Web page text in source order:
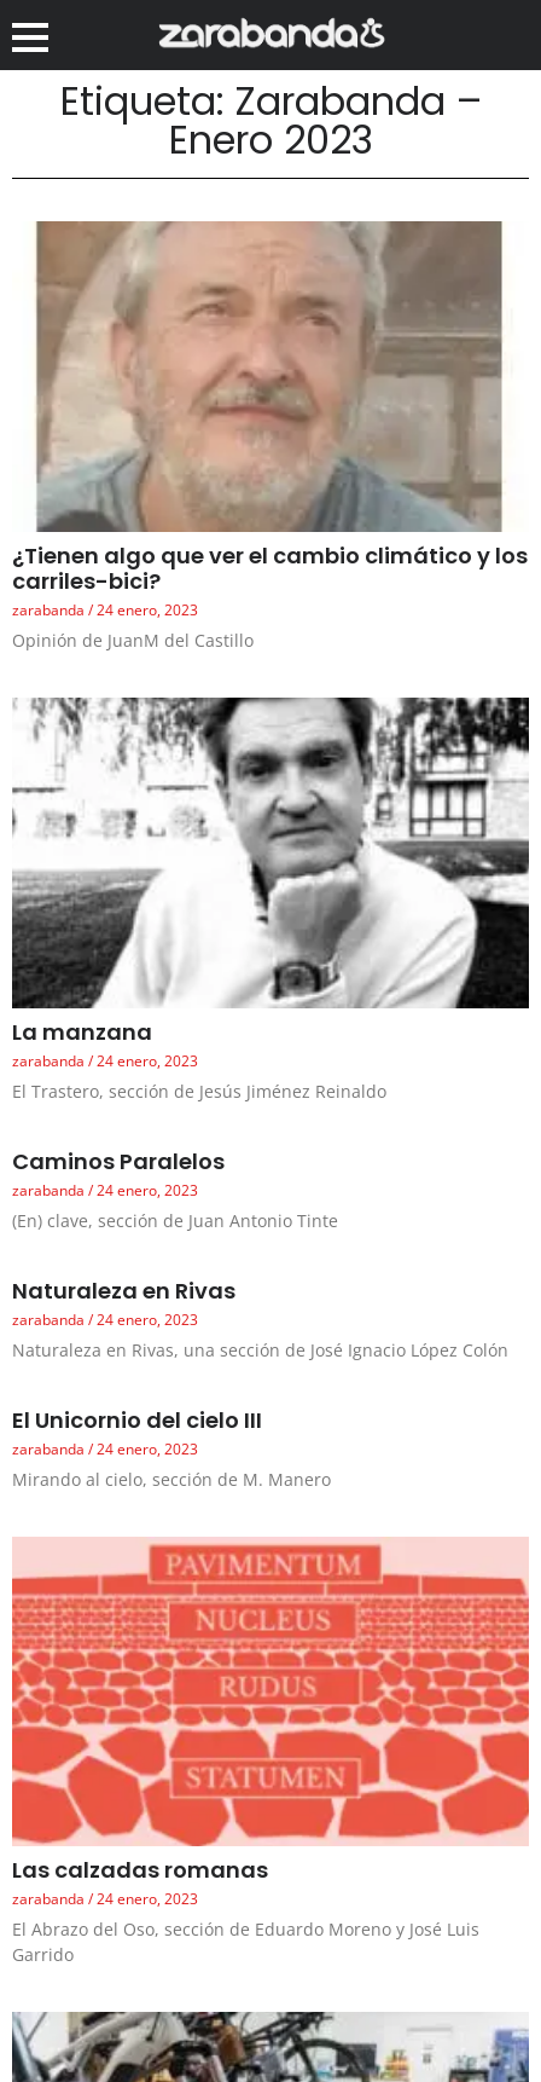
Etiqueta: Zarabanda –
Enero 2023
¿Tienen algo que ver el cambio climático y los
carriles-bici?
zarabanda 24 enero, 2023
Opinión de JuanM del Castillo
La manzana
zarabanda 24 enero, 2023
El Trastero, sección de Jesús Jiménez Reinaldo
Caminos Paralelos
zarabanda 24 enero, 2023
(En) clave, sección de Juan Antonio Tinte
Naturaleza en Rivas
zarabanda 24 enero, 2023
Naturaleza en Rivas, una sección de José Ignacio López Colón
El Unicornio del cielo III
zarabanda 24 enero, 2023
Mirando al cielo, sección de M. Manero
Las calzadas romanas
zarabanda 24 enero, 2023
El Abrazo del Oso, sección de Eduardo Moreno y José Luis
Garrido